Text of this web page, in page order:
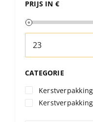
PRIJS IN €
CATEGORIE
Kerstverpakking